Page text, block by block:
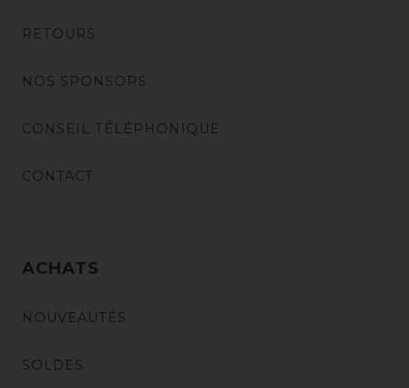
RETOURS
NOS SPONSORS
CONSEIL TÉLÉPHONIQUE
CONTACT
ACHATS
NOUVEAUTÉS
SOLDES